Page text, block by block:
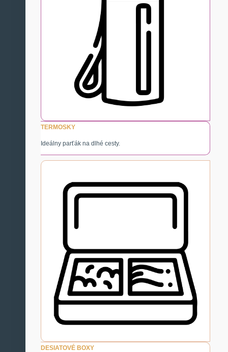
TERMOSKY
Ideálny parťák na dlhé cesty.
DESIATOVÉ BOXY